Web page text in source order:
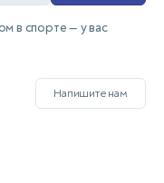
в спорте — у вас
Напишите нам